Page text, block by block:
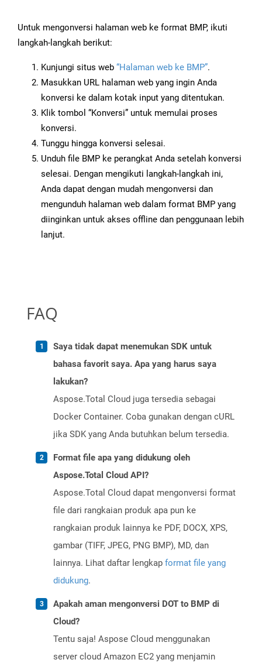
Untuk mengonversi halaman web ke format BMP, ikuti
langkah-langkah berikut:
Kunjungi situs web “Halaman web ke BMP”.
Masukkan URL halaman web yang ingin Anda
konversi ke dalam kotak input yang ditentukan.
Klik tombol “Konversi” untuk memulai proses
konversi.
Tunggu hingga konversi selesai.
Unduh file BMP ke perangkat Anda setelah konversi
selesai. Dengan mengikuti langkah-langkah ini,
Anda dapat dengan mudah mengonversi dan
mengunduh halaman web dalam format BMP yang
diinginkan untuk akses offline dan penggunaan lebih
lanjut.
FAQ
Saya tidak dapat menemukan SDK untuk
bahasa favorit saya. Apa yang harus saya
lakukan?
Aspose.Total Cloud juga tersedia sebagai
Docker Container. Coba gunakan dengan cURL
jika SDK yang Anda butuhkan belum tersedia.
Format file apa yang didukung oleh
Aspose.Total Cloud API?
Aspose.Total Cloud dapat mengonversi format
file dari rangkaian produk apa pun ke
rangkaian produk lainnya ke PDF, DOCX, XPS,
gambar (TIFF, JPEG, PNG BMP), MD, dan
lainnya. Lihat daftar lengkap format file yang
didukung.
Apakah aman mengonversi DOT to BMP di
Cloud?
Tentu saja! Aspose Cloud menggunakan
server cloud Amazon EC2 yang menjamin